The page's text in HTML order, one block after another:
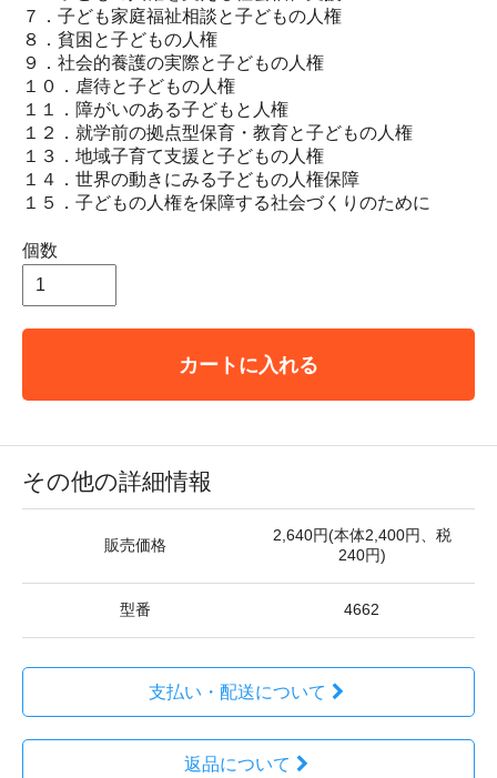
７．子ども家庭福祉相談と子どもの人権
８．貧困と子どもの人権
９．社会的養護の実際と子どもの人権
１０．虐待と子どもの人権
１１．障がいのある子どもと人権
１２．就学前の拠点型保育・教育と子どもの人権
１３．地域子育て支援と子どもの人権
１４．世界の動きにみる子どもの人権保障
１５．子どもの人権を保障する社会づくりのために
個数
カートに入れる
その他の詳細情報
販売価格
2,640円(本体2,400円、税
240円)
型番 4662
支払い・配送について
返品について